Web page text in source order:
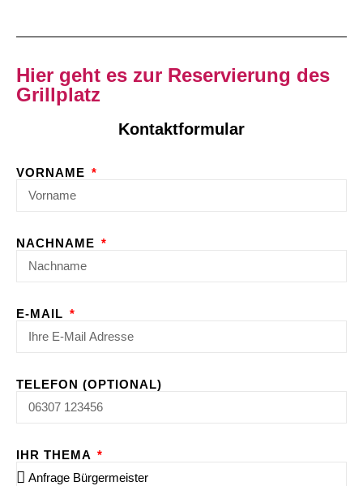
Hier geht es zur Reservierung des
Grillplatz
Kontaktformular
VORNAME
NACHNAME
E-MAIL
TELEFON (OPTIONAL)
IHR THEMA